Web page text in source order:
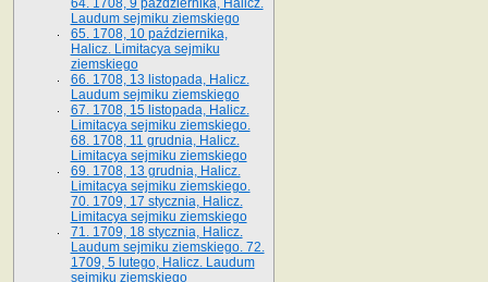
64. 1708, 9 października, Halicz.
Laudum sejmiku ziemskiego
65­. 1708, 10 października,
Halicz. Limitacya sejmiku
ziemskiego
66. 1708, 13 listopada, Halicz.
Laudum sejmiku ziemskiego
67. 1708, 15 listopada, Halicz.
Limitacya sejmiku ziemskiego.
68. 1708, 11 grudnia, Halicz.
Limitacya sejmiku ziemskiego
69. 1708, 13 grudnia, Halicz.
Limitacya sejmiku ziemskiego.
70. 1709, 17 stycznia, Halicz.
Limitacya sejmiku ziemskiego
71. 1709, 18 stycznia, Halicz.
Laudum sejmiku ziemskiego. 72.
1709, 5 lutego, Halicz. Laudum
sejmiku ziemskiego